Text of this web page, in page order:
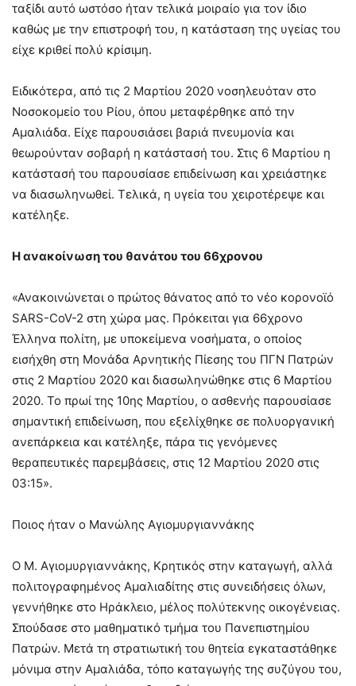
ταξίδι αυτό ωστόσο ήταν τελικά μοιραίο για τον ίδιο
καθώς με την επιστροφή του, η κατάσταση της υγείας του
είχε κριθεί πολύ κρίσιμη.
Ειδικότερα, από τις 2 Μαρτίου 2020 νοσηλευόταν στο
Νοσοκομείο του Ρίου, όπου μεταφέρθηκε από την
Αμαλιάδα. Είχε παρουσιάσει βαριά πνευμονία και
θεωρούνταν σοβαρή η κατάστασή του. Στις 6 Μαρτίου η
κατάστασή του παρουσίασε επιδείνωση και χρειάστηκε
να διασωληνωθεί. Τελικά, η υγεία του χειροτέρεψε και
κατέληξε.
Η ανακοίνωση του θανάτου του 66χρονου
«Ανακοινώνεται ο πρώτος θάνατος από το νέο κορονοϊό
SARS-CoV-2 στη χώρα μας. Πρόκειται για 66χρονο
Έλληνα πολίτη, με υποκείμενα νοσήματα, ο οποίος
εισήχθη στη Μονάδα Αρνητικής Πίεσης του ΠΓΝ Πατρών
στις 2 Μαρτίου 2020 και διασωληνώθηκε στις 6 Μαρτίου
2020. Το πρωί της 10ης Μαρτίου, ο ασθενής παρουσίασε
σημαντική επιδείνωση, που εξελίχθηκε σε πολυοργανική
ανεπάρκεια και κατέληξε, πάρα τις γενόμενες
θεραπευτικές παρεμβάσεις, στις 12 Μαρτίου 2020 στις
03:15».
Ποιος ήταν ο Μανώλης Αγιομυργιαννάκης
Ο Μ. Αγιομυργιαννάκης, Κρητικός στην καταγωγή, αλλά
πολιτογραφημένος Αμαλιαδίτης στις συνειδήσεις όλων,
γεννήθηκε στο Ηράκλειο, μέλος πολύτεκνης οικογένειας.
Σπούδασε στο μαθηματικό τμήμα του Πανεπιστημίου
Πατρών. Μετά τη στρατιωτική του θητεία εγκαταστάθηκε
μόνιμα στην Αμαλιάδα, τόπο καταγωγής της συζύγου του,